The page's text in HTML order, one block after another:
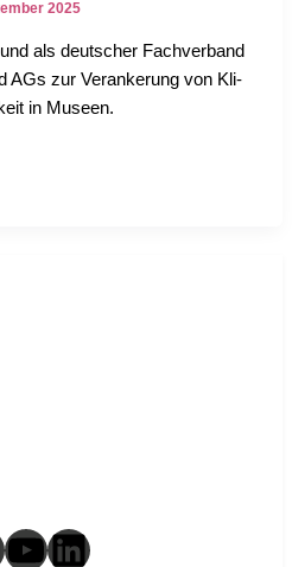
2025
als deut­scher Fach­ver­band
AGs zur Ver­an­ke­rung von Kli­
in Muse­en.
YouTube
LinkedIn